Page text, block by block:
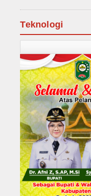
Teknologi